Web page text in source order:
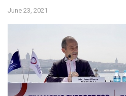
June 23, 2021